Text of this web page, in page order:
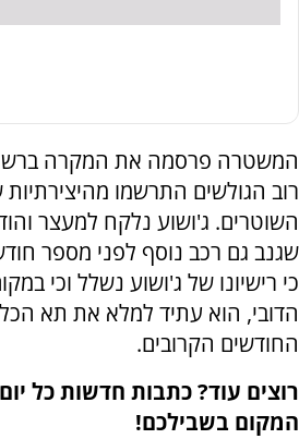
המשטרה פרסמה את המקרה
רוב הגולשים התרשמו
השוטרים. ג'ושוע נלקח למעצר
שגנב גם רכב נוסף לפני מספר
כי רישיונו של ג'ושוע נשלל וכי
הדובי, הוא עתיד למלא את תא
החודשים הקרובים.
המקום בשבילכם!